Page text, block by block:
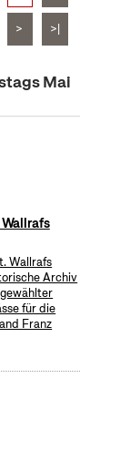
> >|
Mai
Wallrafs
Archiv
für die
Franz